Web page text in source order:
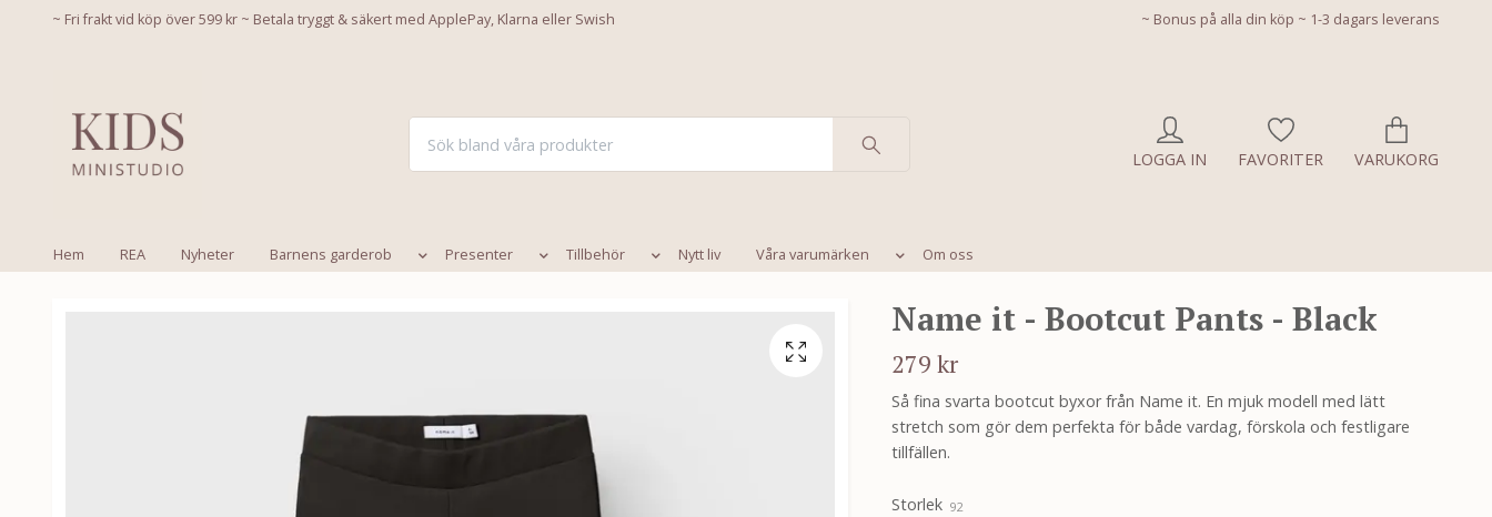
~ Fri frakt vid köp över 599 kr ~ Betala tryggt & säkert med ApplePay, Klarna eller Swish ~ Bonus på alla din köp ~ 1-3 dagars leverans
LOGGA IN FAVORITER VARUKORG
Hem REA Nyheter Barnens garderob Presenter Tillbehör Nytt liv Våra varumärken Om oss
Name it - Bootcut Pants - Black
279 kr
Så fina svarta bootcut byxor från Name it. En mjuk modell med lätt
stretch som gör dem perfekta för både vardag, förskola och festligare
tillfällen.
Storlek 92